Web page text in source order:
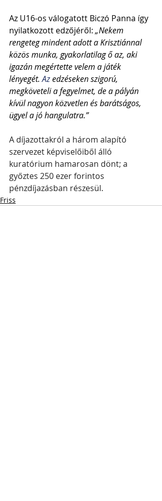
Az U16-os válogatott Biczó Panna így
nyilatkozott edzőjéről: „Nekem
rengeteg mindent adott a Krisztiánnal
közös munka, gyakorlatilag ő az, aki
igazán megértette velem a játék
lényegét. Az edzéseken szigorú,
megköveteli a fegyelmet, de a pályán
kívül nagyon közvetlen és barátságos,
ügyel a jó hangulatra.”
A díjazottakról a három alapító
szervezet képviselőiből álló
kuratórium hamarosan dönt; a
győztes 250 ezer forintos
pénzdíjazásban részesül.
Friss